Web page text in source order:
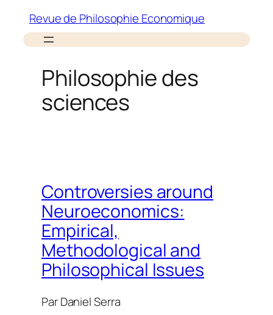
contenu
Revue de Philosophie Economique
Philosophie des
sciences
Controversies around
Neuroeconomics:
Empirical,
Methodological and
Philosophical Issues
ParDaniel Serra